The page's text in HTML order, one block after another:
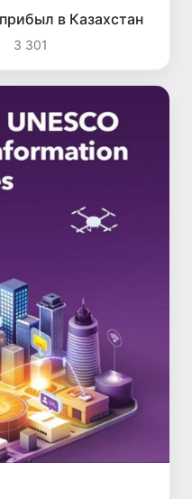
в Казахстан
3 301